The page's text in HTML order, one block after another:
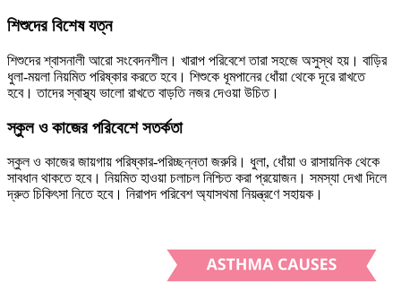
শিশুদের বিশেষ যত্ন
শিশুদের শ্বাসনালী আরো সংবেদনশীল। খারাপ পরিবেশে তারা সহজে অসুস্থ হয়। বাড়ির
ধুলা-ময়লা নিয়মিত পরিষ্কার করতে হবে। শিশুকে ধূমপানের ধোঁয়া থেকে দূরে রাখতে
হবে। তাদের স্বাস্থ্য ভালো রাখতে বাড়তি নজর দেওয়া উচিত।
স্কুল ও কাজের পরিবেশে সতর্কতা
স্কুল ও কাজের জায়গায় পরিষ্কার-পরিচ্ছন্নতা জরুরি। ধুলা, ধোঁয়া ও রাসায়নিক থেকে
সাবধান থাকতে হবে। নিয়মিত হাওয়া চলাচল নিশ্চিত করা প্রয়োজন। সমস্যা দেখা দিলে
দ্রুত চিকিৎসা নিতে হবে। নিরাপদ পরিবেশ অ্যাসথমা নিয়ন্ত্রণে সহায়ক।